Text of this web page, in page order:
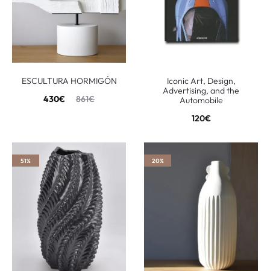
ESCULTURA HORMIGÓN
861€
430€
Iconic Art, Design,
Advertising, and the
Automobile
120€
51% 20%